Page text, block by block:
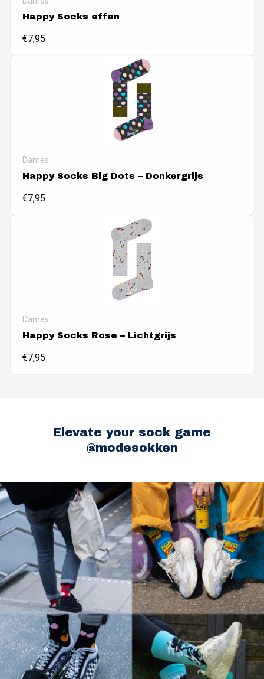
Happy Socks effen
€7,95
Dames
Happy Socks Big Dots – Donkergrijs
€7,95
Dames
Happy Socks Rose – Lichtgrijs
€7,95
Elevate your sock game
@modesokken